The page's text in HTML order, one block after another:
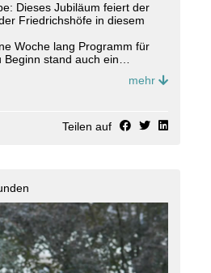
Dieses Jubiläum feiert der
Friedrichshöfe in diesem
Woche lang Programm für
stand auch ein
geladenen Gästen im
offiziell eröffnet wurde.
seinen Abschluss findet.
mehr
Teilen auf